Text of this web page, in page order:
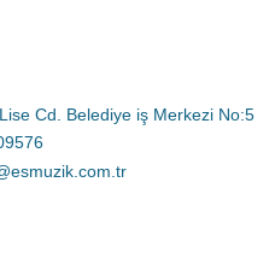
Cd. Belediye iş Merkezi No:5